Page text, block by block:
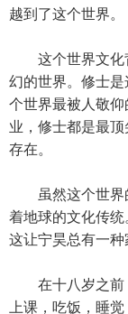
越到了这个世界。
这个世界文化
幻的世界。修士是
个世界最被人敬
业，修士都是最顶
存在。
虽然这个世界
着地球的文化传统
这让宁昊总有一种
在十八岁之前，
上课，吃饭，睡觉